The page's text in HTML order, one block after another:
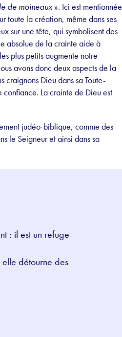
de moineaux». Ici est mentionnée
toute la création, même dans ses
sur une tête, qui symbolisent des
absolue de la crainte aide à
plus petits augmente notre
avons donc deux aspects de la
craignons Dieu dans sa Toute-
confiance. La crainte de Dieu est
judéo-biblique, comme des
le Seigneur et ainsi dans sa
: il est un refuge
détourne des